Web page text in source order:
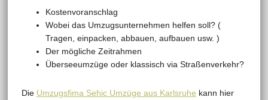
Kostenvoranschlag
Wobei das Umzugsunternehmen helfen soll? (
Tragen, einpacken, abbauen, aufbauen usw. )
Der mögliche Zeitrahmen
Überseeumzüge oder klassisch via Straßenverkehr?
Die Umzugsfima Sehic Umzüge aus Karlsruhe kann hier